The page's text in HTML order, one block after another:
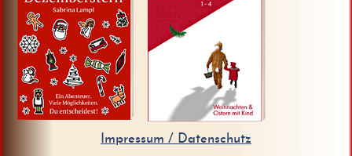
Klick HIER!
Klick HIER!
Impressum / Datenschutz